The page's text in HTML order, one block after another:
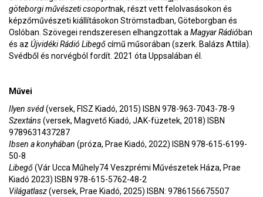
göteborgi művészeti csoportnak, részt vett felolvasásokon és
képzőművészeti kiállításokon Strömstadban, Göteborgban és
Oslóban. Szövegei rendszeresen elhangzottak a Magyar Rádióban
és az Újvidéki Rádió Libegőcímű műsorában (szerk. Balázs Attila).
Svédből és norvégból fordít. 2021 óta Uppsalában él.
Művei
Ilyen svéd(versek, FISZ Kiadó, 2015) ISBN 978-963-7043-78-9
Szextáns(versek, Magvető Kiadó, JAK-füzetek, 2018) ISBN
9789631437287
Ibsen a konyhában (próza, Prae Kiadó, 2022) ISBN 978-615-6199-
50-8
Libegő(Vár Ucca Műhely74 Veszprémi Művészetek Háza, Prae
Kiadó 2023) ISBN 978-615-5762-48-2
Világatlasz(versek, Prae Kiadó, 2025) ISBN: 9786156675507